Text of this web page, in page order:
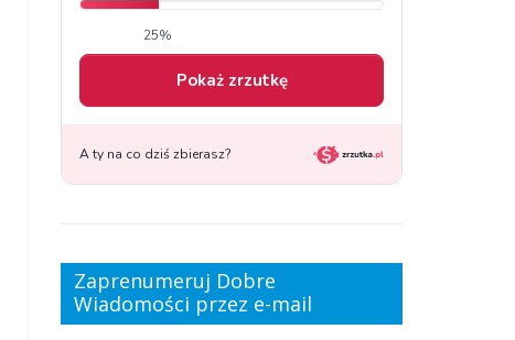
Zaprenumeruj Dobre
Wiadomości przez e-mail